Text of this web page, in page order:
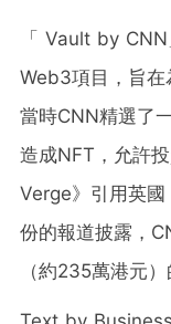
「 Vault by
Web3項目，旨在
當時CNN精選了
造成NFT，允許
Verge》引用英
份的報道披露，
（約235萬港元）